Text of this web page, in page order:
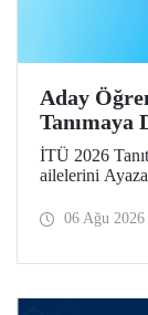
Aday
Tanımaya
İTÜ 2026
ailelerini
ilgili fakülte ve
06 Ağu 2026